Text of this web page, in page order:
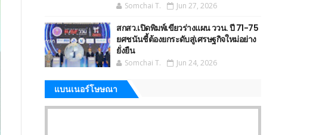
Somchai T. Jun 27, 2026
สกสว.เปิดพิมพ์เขียวร่างแผน ววน. ปี 71-75
ยศชนันชี้ต้องยกระดับสู่เศรษฐกิจใหม่อย่าง
ยั่งยืน
Somchai T. Jun 24, 2026
แบนเนอร์โษษณา